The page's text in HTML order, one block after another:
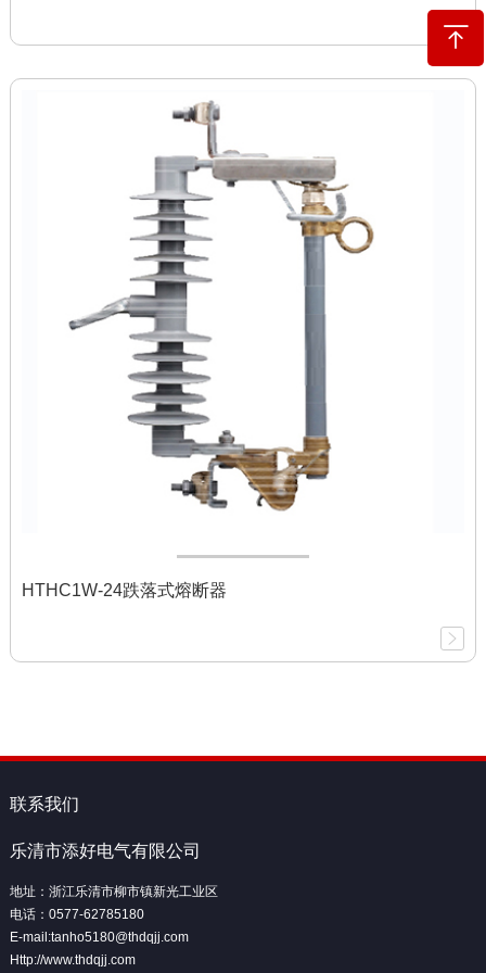
HTHC1W-24跌落式熔断器
联系我们
乐清市添好电气有限公司
地址：浙江乐清市柳市镇新光工业区
电话：0577-62785180
E-mail:tanho5180@thdqjj.com
Http://www.thdqjj.com